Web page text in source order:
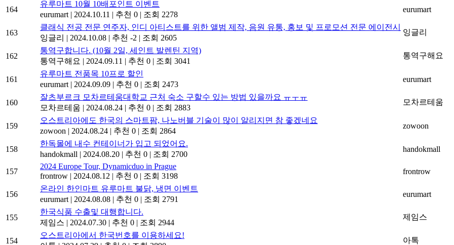
164
유루마트 10월 10배포인트 이벤트
eurumart
2024.10.11 추천 0 조회 2278
eurumart
163
클래식 전공 전문 연주자, 인디 아티스트를 위한 앨범 제작, 음원 유통, 홍보 및 프로모션 전문 에이전시
잉글리
2024.10.08 추천 -2 조회 2605
잉글리
162
통역구합니다. (10월 2일, 세인트 발렌틴 지역)
통역구해요
2024.09.11 추천 0 조회 3041
통역구해요
161
유루마트 전품목 10프로 할인
eurumart
2024.09.09 추천 0 조회 2473
eurumart
160
잘츠부르크 모차르테움대학교 근처 숙소 구할수 있는 방법 있을까요 ㅠㅜㅠ
모차르테움
2024.08.24 추천 0 조회 2883
모차르테움
159
오스트리아에도 한국의 스마트팜, 나노버블 기술이 많이 알리지면 참 좋겠네요
zowoon
2024.08.24 추천 0 조회 2864
zowoon
158
한독몰에 내수 컨테이너가 입고 되었어요.
handokmall
2024.08.20 추천 0 조회 2700
handokmall
157
2024 Europe Tour, Dynamicduo in Prague
frontrow
2024.08.12 추천 0 조회 3198
frontrow
156
온라인 한인마트 유루마트 불닭, 냉면 이벤트
eurumart
2024.08.08 추천 0 조회 2791
eurumart
155
한국식품 수출및 대행합니다.
제임스
2024.07.30 추천 0 조회 2944
제임스
154
오스트리아에서 한국번호를 이용하세요!
아톡